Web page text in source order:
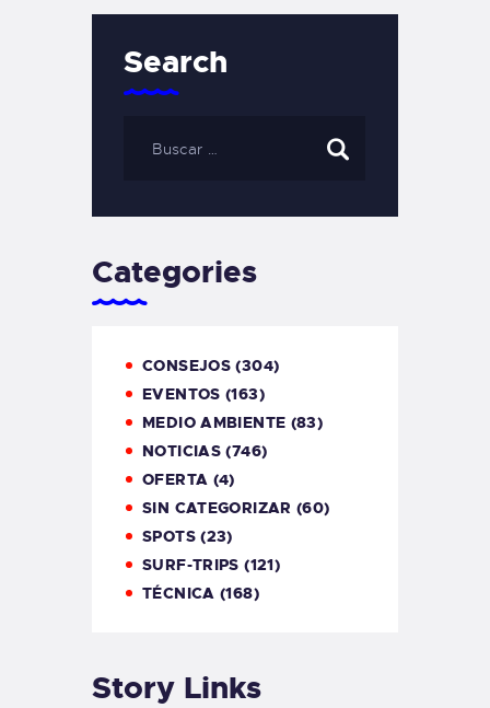
Search
Categories
CONSEJOS (304)
EVENTOS (163)
MEDIO AMBIENTE (83)
NOTICIAS (746)
OFERTA (4)
SIN CATEGORIZAR (60)
SPOTS(23)
SURF-TRIPS (121)
TÉCNICA (168)
Story Links